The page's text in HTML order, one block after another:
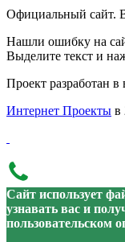
Официальный сайт.
Нашли ошибку на
Выделите текст и
Проект разработан в
Интернет Проекты в
Сайт использует
узнавать вас и
пользовательском